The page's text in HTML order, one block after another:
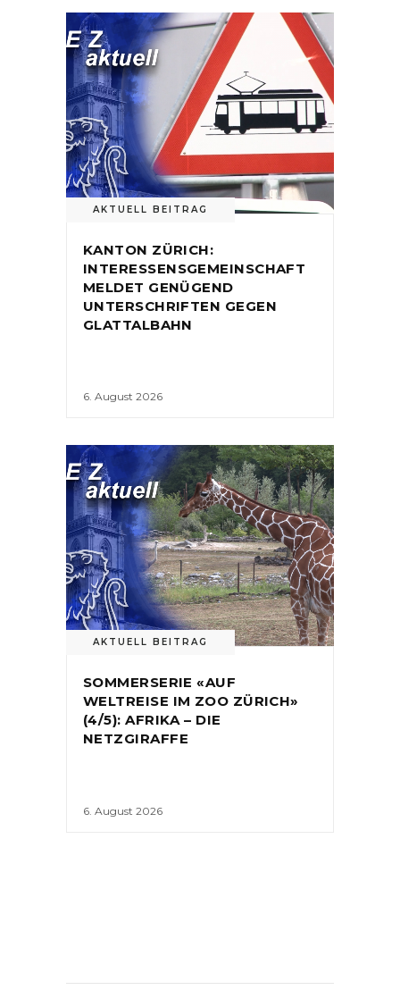
AKTUELL BEITRAG
KANTON ZÜRICH:
INTERESSENSGEMEINSCHAFT
MELDET GENÜGEND
UNTERSCHRIFTEN GEGEN
GLATTALBAHN
6. August 2026
AKTUELL BEITRAG
SOMMERSERIE «AUF
WELTREISE IM ZOO ZÜRICH»
(4/5): AFRIKA – DIE
NETZGIRAFFE
6. August 2026